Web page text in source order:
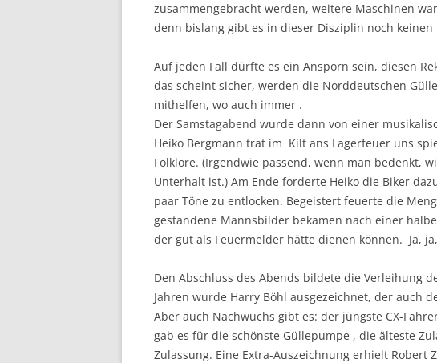
zusammengebracht werden, weitere Maschinen
denn bislang gibt es in dieser Disziplin noch keinen
Auf jeden Fall dürfte es ein Ansporn sein, diesen
das scheint sicher, werden die Norddeutschen
mithelfen, wo auch immer .
Der Samstagabend wurde dann von einer
Heiko Bergmann trat im Kilt ans Lagerfeuer uns
Folklore. (Irgendwie passend, wenn man bedenkt,
Unterhalt ist.) Am Ende forderte Heiko die Biker
paar Töne zu entlocken. Begeistert feuerte die
gestandene Mannsbilder bekamen nach einer
der gut als Feuermelder hätte dienen können. Ja,
Den Abschluss des Abends bildete die Verleihung
Jahren wurde Harry Böhl ausgezeichnet, der auch
Aber auch Nachwuchs gibt es: der jüngste CX-
gab es für die schönste Güllepumpe , die älteste
Zulassung. Eine Extra-Auszeichnung erhielt Robert